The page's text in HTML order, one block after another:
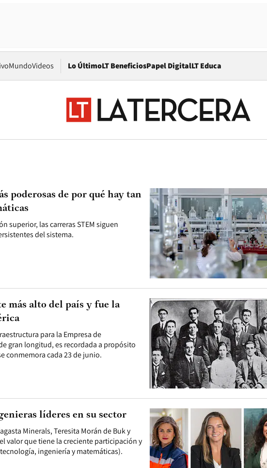
MundoVideos Lo ÚltimoLT BeneficiosPapel DigitalOpens in new window
LT Educa
superior, las carreras STEM siguen
del sistema.
poderosas de por qué hay tan
para la Empresa de
gran longitud, es recordada a propósito
conmemora cada 23 de junio.
más alto del país y fue la
Minerals, Teresita Morán de Buk y
valor que tiene la creciente participación y
ingeniería y matemáticas).
líderes en su sector